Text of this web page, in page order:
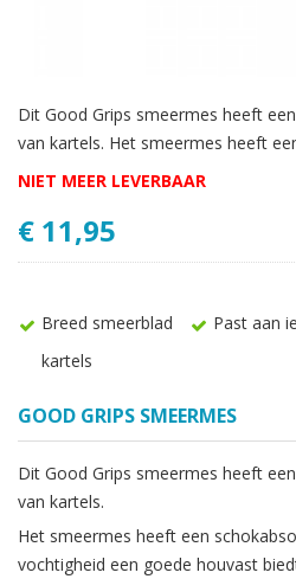
Dit Good Grips smeermes heeft
van kartels. Het smeermes heeft
NIET MEER LEVERBAAR
€ 11,95
Breed smeerblad Past aan
kartels
GOOD GRIPS SMEERMES
Dit Good Grips smeermes heeft
van kartels.
Het smeermes heeft een
vochtigheid een goede houvast